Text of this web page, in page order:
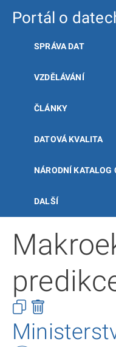
Portál o
SPRÁVA DAT
VZDĚLÁVÁNÍ
ČLÁNKY
DATOVÁ KVALITA
NÁRODNÍ KATALOG
DALŠÍ